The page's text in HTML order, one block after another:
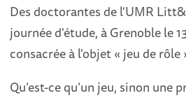
Des doctorantes de l'UMR
journée d'étude, à Grenoble le
consacrée à l'objet « jeu de rôle
Qu’est-ce qu’un jeu, sinon une